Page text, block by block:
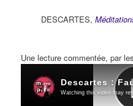
DESCARTES,
Une lecture commentée, par